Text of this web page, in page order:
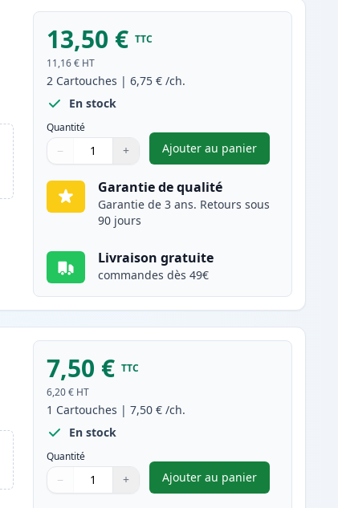
13,50 € TTC
11,16 € HT
2 Cartouches |6,75 € /ch.
En stock
Quantité
Quantité
Utilisez les boutons pour ajuster
− +
Quantité
Ajouter au panier
,Pack de 2 Canon
Garantie de qualité
Garantie de 3 ans. Retours sous
90 jours
Livraison gratuite
commandes dès 49€
7,50 € TTC
6,20 € HT
1 Cartouches |7,50 € /ch.
En stock
Quantité
Quantité
Utilisez les boutons pour ajuster
− +
Quantité
Ajouter au panier
,Canon CLI-36